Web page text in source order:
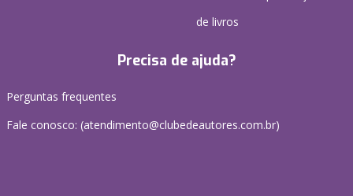
de livros
Precisa de ajuda?
Perguntas frequentes
Fale conosco: (atendimento@clubedeautores.com.br)